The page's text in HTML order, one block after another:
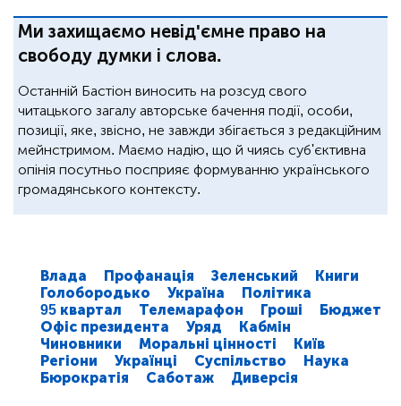
Ми захищаємо невід'ємне право на
свободу думки і слова.
Останній Бастіон виносить на розсуд свого
читацького загалу авторське бачення події, особи,
позиції, яке, звісно, не завжди збігається з редакційним
мейнстримом. Маємо надію, що й чиясь суб'єктивна
опінія посутньо посприяє формуванню українського
громадянського контексту.
Влада Профанація Зеленський
Книги
Голобородько
Україна
Політика
95 квартал
Телемарафон Гроші
Бюджет
Офіс президента
Уряд
Кабмін
Чиновники
Моральні цінності
Київ
Регіони
Українці Суспільство
Наука
Бюрократія
Саботаж Диверсія